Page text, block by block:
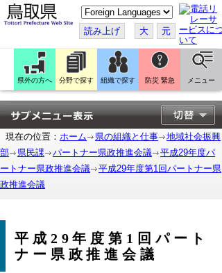
こ
の
ペ
ー
ジ
翻
訳
す
る
読み上げ 大 元
県外の方へ 分野で探す 組織で探す 防災 緊急 メニュー
現在の位置： ホーム 県の組織と仕事
地域社会振興
部
県民課 パートナー県政推進会議
平成29年度パ
ートナー県政推進会議
平成29年度第1回パートナー県
政推進会議
平成29年度第1回パート
ナー県政推進会議